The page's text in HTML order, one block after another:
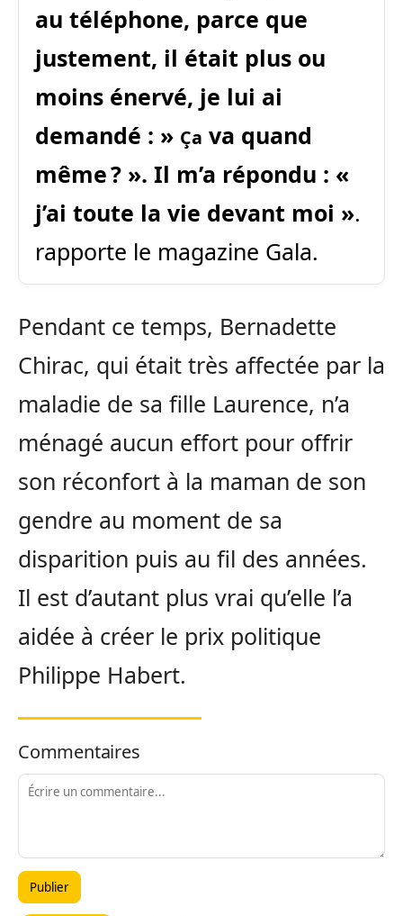
au téléphone, parce que
justement, il était plus ou
moins énervé, je lui ai
demandé : » Ça va quand
même ? ». Il m’a répondu : «
j’ai toute la vie devant moi ».
rapporte le magazine Gala.
Pendant ce temps, Bernadette
Chirac, qui était très affectée par la
maladie de sa fille Laurence, n’a
ménagé aucun effort pour offrir
son réconfort à la maman de son
gendre au moment de sa
disparition puis au fil des années.
Il est d’autant plus vrai qu’elle l’a
aidée à créer le prix politique
Philippe Habert.
Commentaires
Publier